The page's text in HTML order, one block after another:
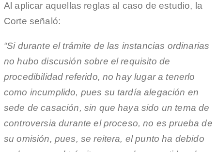
Al aplicar aquellas reglas al caso de estudio, la
Corte señaló:
“Si durante el trámite de las instancias ordinarias
no hubo discusión sobre el requisito de
procedibilidad referido, no hay lugar a tenerlo
como incumplido, pues su tardía alegación en
sede de casación, sin que haya sido un tema de
controversia durante el proceso, no es prueba de
su omisión, pues, se reitera, el punto ha debido